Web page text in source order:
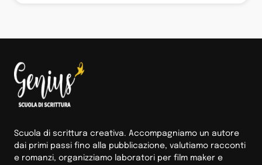
Scuola di scrittura creativa. Accompagniamo un autore
dai primi passi fino alla pubblicazione, valutiamo racconti
e romanzi, organizziamo laboratori per film maker e